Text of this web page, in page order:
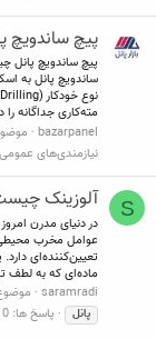
پیچ ساندویچ
پیچ ساندویچ
ساندویچ پانل‌ به
مته‌کاری جداگانه
bazarpanel
نیازمندی‌های عمومی
S آلوزینک
در دنیای مدرن
عوامل مخرب
تعیین‌کننده‌ای
ماده‌ای که به لطف
saramradi
پانل
پاسخ ها: 0